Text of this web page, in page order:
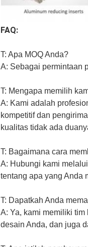
FAQ:
T: Apa MOQ Anda?
A: Sebagai permintaan
T: Mengapa memilih
A: Kami adalah
kompetitif dan
kualitas tidak ada
T: Bagaimana cara
A: Hubungi kami
tentang apa yang Anda
T: Dapatkah Anda
A: Ya, kami memiliki
desain Anda, dan juga